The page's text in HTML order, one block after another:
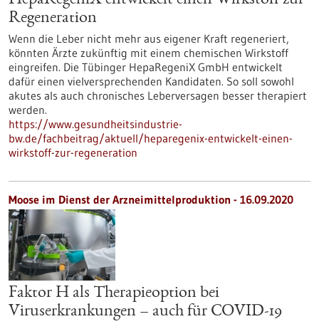
Regeneration
Wenn die Leber nicht mehr aus eigener Kraft regeneriert,
könnten Ärzte zukünftig mit einem chemischen Wirkstoff
eingreifen. Die Tübinger HepaRegeniX GmbH entwickelt
dafür einen vielversprechenden Kandidaten. So soll sowohl
akutes als auch chronisches Leberversagen besser therapiert
werden.
https://www.gesundheitsindustrie-
bw.de/fachbeitrag/aktuell/heparegenix-entwickelt-einen-
wirkstoff-zur-regeneration
Moose im Dienst der Arzneimittelproduktion - 16.09.2020
Faktor H als Therapieoption bei
Viruserkrankungen – auch für COVID-19